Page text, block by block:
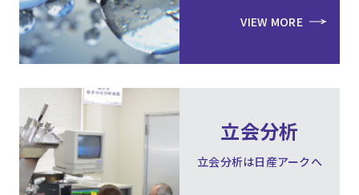
VIEW MORE
立会分析
立会分析は日産アークへ